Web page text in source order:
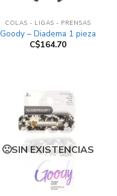
COLAS - LIGAS - PRENSAS
Goody – Diadema 1 pieza
C$164.70
SIN EXISTENCIAS